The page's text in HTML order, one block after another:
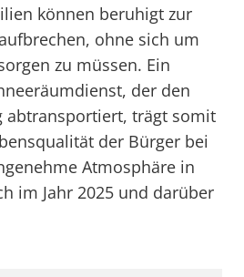
können beruhigt zur
ohne sich um
zu müssen. Ein
der den
abtransportiert, trägt somit
der Bürger bei
Atmosphäre in
im Jahr 2025 und darüber